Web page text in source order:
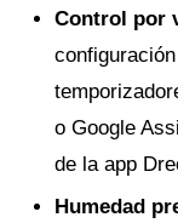
Control por
o Google
de la app
Humedad